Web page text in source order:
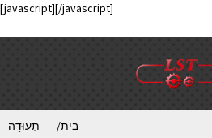
[javascript][/javascript]
בית תְעוּדָה